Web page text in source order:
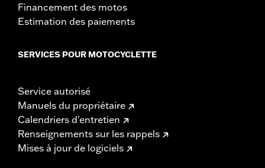
Financement des motos
Estimation des paiements
SERVICES POUR MOTOCYCLETTE
Service autorisé
Manuels du propriétaire
Calendriers d'entretien
Renseignements sur les rappels
Mises à jour de logiciels